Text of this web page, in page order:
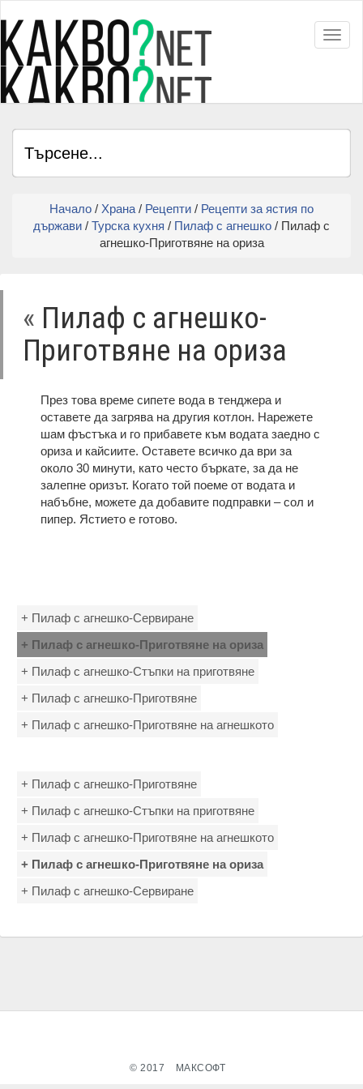
Начало / Храна / Рецепти / Рецепти за ястия по
държави / Турска кухня / Пилаф с агнешко / Пилаф с
агнешко-Приготвяне на ориза
« Пилаф с агнешко-
Приготвяне на ориза
През това време сипете вода в тенджера и
оставете да загрява на другия котлон. Нарежете
шам фъстъка и го прибавете към водата заедно с
ориза и кайсиите. Оставете всичко да ври за
около 30 минути, като често бъркате, за да не
залепне оризът. Когато той поеме от водата и
набъбне, можете да добавите подправки – сол и
пипер. Ястието е готово.
+ Пилаф с агнешко-Сервиране
+ Пилаф с агнешко-Приготвяне на ориза
+ Пилаф с агнешко-Стъпки на приготвяне
+ Пилаф с агнешко-Приготвяне
+ Пилаф с агнешко-Приготвяне на агнешкото
+ Пилаф с агнешко-Приготвяне
+ Пилаф с агнешко-Стъпки на приготвяне
+ Пилаф с агнешко-Приготвяне на агнешкото
+ Пилаф с агнешко-Приготвяне на ориза
+ Пилаф с агнешко-Сервиране
© 2017 МАКСОФТ